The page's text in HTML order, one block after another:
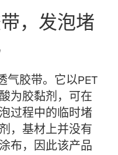
，发泡堵
气胶带。它以PET
为胶黏剂，可在
过程中的临时堵
，基材上并没有
布，因此该产品